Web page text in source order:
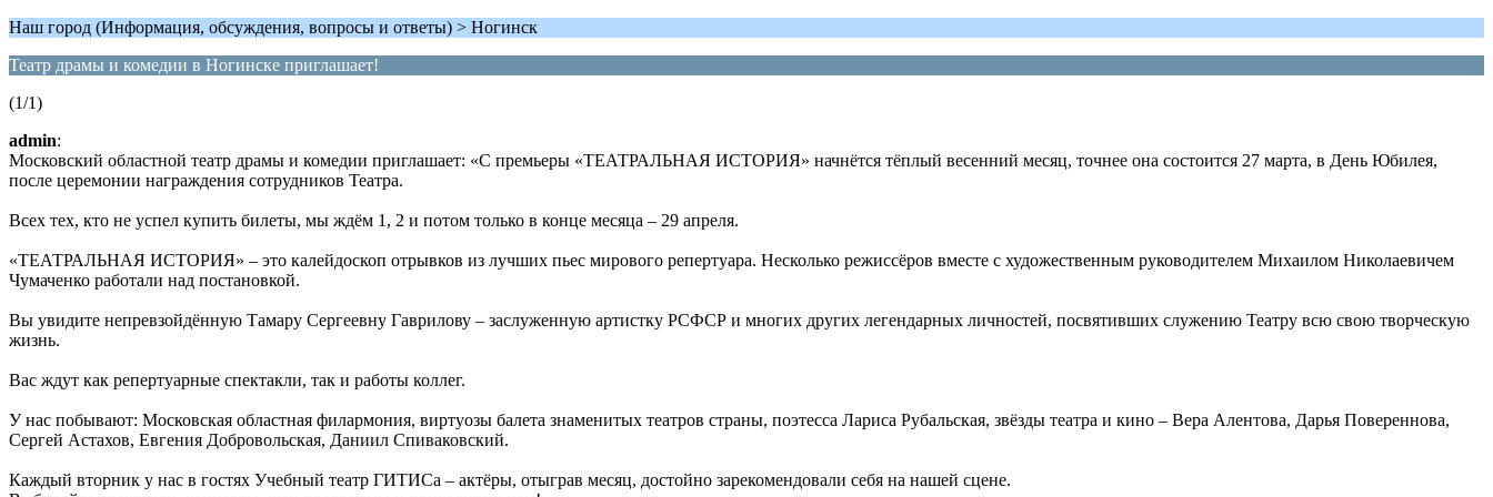
Наш город (Информация, обсуждения, вопросы и ответы) > Ногинск
Театр драмы и комедии в Ногинске приглашает!
(1/1)
admin:
Московский областной театр драмы и комедии приглашает: «С премьеры «ТЕАТРАЛЬНАЯ ИСТОРИЯ» начнётся тёплый весенний месяц, точнее она состоится 27 марта, в День Юбилея,
после церемонии награждения сотрудников Театра.
Всех тех, кто не успел купить билеты, мы ждём 1, 2 и потом только в конце месяца – 29 апреля.
«ТЕАТРАЛЬНАЯ ИСТОРИЯ» – это калейдоскоп отрывков из лучших пьес мирового репертуара. Несколько режиссёров вместе с художественным руководителем Михаилом Николаевичем
Чумаченко работали над постановкой.
Вы увидите непревзойдённую Тамару Сергеевну Гаврилову – заслуженную артистку РСФСР и многих других легендарных личностей, посвятивших служению Театру всю свою творческую
жизнь.
Вас ждут как репертуарные спектакли, так и работы коллег.
У нас побывают: Московская областная филармония, виртуозы балета знаменитых театров страны, поэтесса Лариса Рубальская, звёзды театра и кино – Вера Алентова, Дарья Повереннова,
Сергей Астахов, Евгения Добровольская, Даниил Спиваковский.
Каждый вторник у нас в гостях Учебный театр ГИТИСа – актёры, отыграв месяц, достойно зарекомендовали себя на нашей сцене.